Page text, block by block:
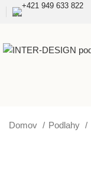
+421 949 633 822
Domov Podlahy